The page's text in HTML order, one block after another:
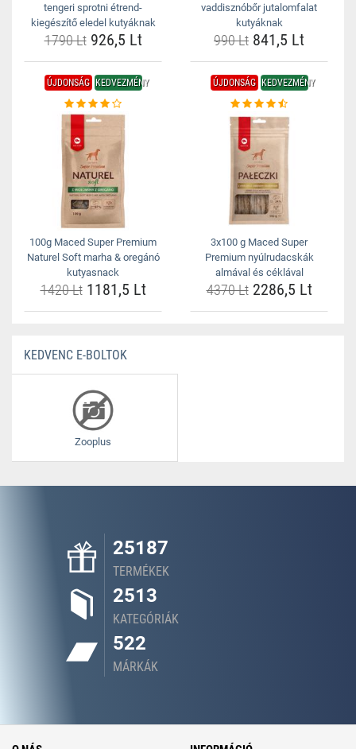
tengeri sprotni étrend-
kiegészítő eledel kutyáknak
1790 Lt926,5 Lt
vaddisznóbőr jutalomfalat
kutyáknak
990 Lt 841,5 Lt
ÚJDONSÁG KEDVEZMÉNY
100g Maced Super Premium
Naturel Soft marha & oregánó
kutyasnack
1420 Lt1181,5 Lt
ÚJDONSÁG KEDVEZMÉNY
3x100 g Maced Super
Premium nyúlrudacskák
almával és céklával
4370 Lt2286,5 Lt
KEDVENC E-BOLTOK
Zooplus
25187
TERMÉKEK
2513
KATEGÓRIÁK
522
MÁRKÁK